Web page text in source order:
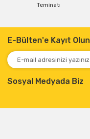
Teminatı
E-Bülten'e Kayıt Olun
Sosyal Medyada Biz